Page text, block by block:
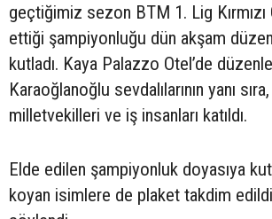
geçtiğimiz sezon BTM 1. Lig Kırmızı
ettiği şampiyonluğu dün akşam
kutladı. Kaya Palazzo Otel’de
Karaoğlanoğlu sevdalılarının yanı
milletvekilleri ve iş insanları katıldı.
Elde edilen şampiyonluk doyasıya
koyan isimlere de plaket takdim